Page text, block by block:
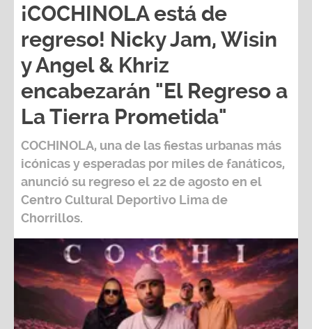
¡COCHINOLA está de
regreso! Nicky Jam, Wisin
y Angel & Khriz
encabezarán "El Regreso a
La Tierra Prometida"
COCHINOLA, una de las fiestas urbanas más
icónicas y esperadas por miles de fanáticos,
anunció su regreso el 22 de agosto en el
Centro Cultural Deportivo Lima de
Chorrillos.